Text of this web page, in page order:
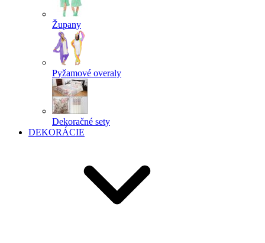
Župany
Pyžamové overaly
Dekoračné sety
DEKORÁCIE